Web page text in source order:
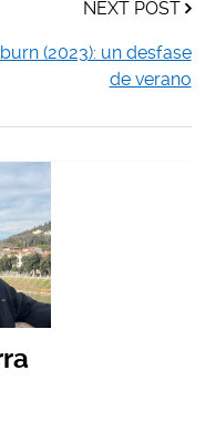
NEXT POST
(2023): un desfase
de verano